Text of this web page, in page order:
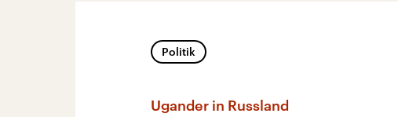
Politik
Ugander in Russland